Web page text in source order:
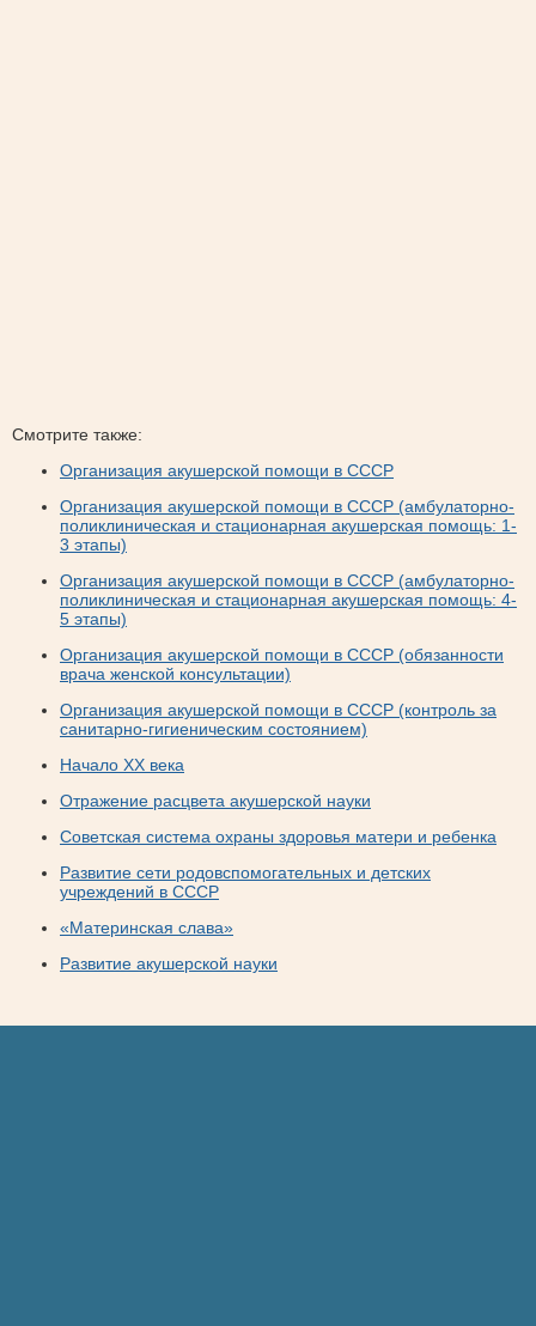
Смотрите также:
Организация акушерской помощи в СССР
Организация акушерской помощи в СССР (амбулаторно-
поликлиническая и стационарная акушерская помощь: 1-
3 этапы)
Организация акушерской помощи в СССР (амбулаторно-
поликлиническая и стационарная акушерская помощь: 4-
5 этапы)
Организация акушерской помощи в СССР (обязанности
врача женской консультации)
Организация акушерской помощи в СССР (контроль за
санитарно-гигиеническим состоянием)
Начало XX века
Отражение расцвета акушерской науки
Советская система охраны здоровья матери и ребенка
Развитие сети родовспомогательных и детских
учреждений в СССР
«Материнская слава»
Развитие акушерской науки